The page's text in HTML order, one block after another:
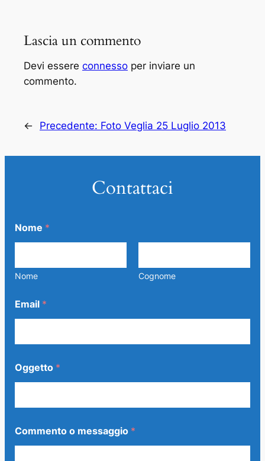
Lascia un commento
Devi essere connesso per inviare un
commento.
← Precedente: Foto Veglia 25 Luglio 2013
Contattaci
Nome *
Nome Cognome
Email *
e
s
g
i
o
Oggetto *
Commento o messaggio *